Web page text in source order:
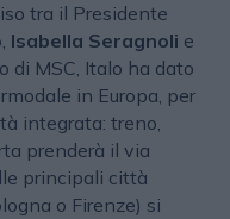
tra il Presidente
, Isabella Seragnoli e
di MSC, Italo ha dato
in Europa, per
integrata: treno,
prenderà il via
principali città
o Firenze) si